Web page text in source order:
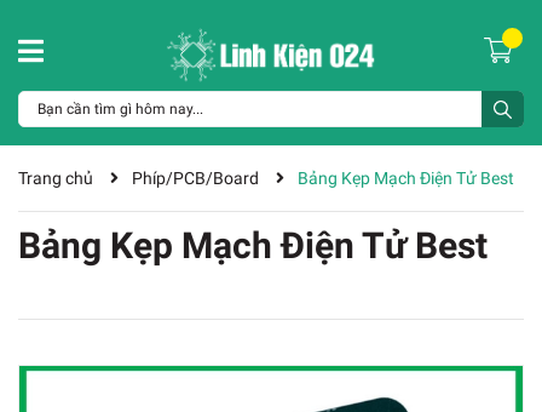
Trang chủ Phíp/PCB/Board Bảng Kẹp Mạch Điện Tử Best
Bảng Kẹp Mạch Điện Tử Best